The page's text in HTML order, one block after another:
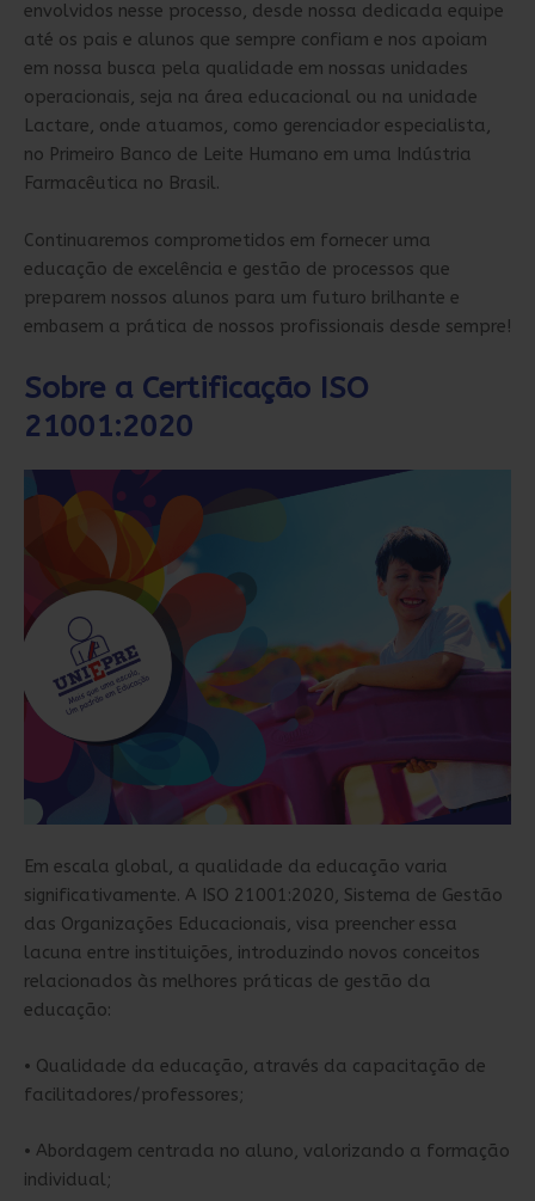
envolvidos nesse processo, desde nossa dedicada equipe
até os pais e alunos que sempre confiam e nos apoiam
em nossa busca pela qualidade em nossas unidades
operacionais, seja na área educacional ou na unidade
Lactare, onde atuamos, como gerenciador especialista,
no Primeiro Banco de Leite Humano em uma Indústria
Farmacêutica no Brasil.
Continuaremos comprometidos em fornecer uma
educação de excelência e gestão de processos que
preparem nossos alunos para um futuro brilhante e
embasem a prática de nossos profissionais desde sempre!
Sobre a Certificação ISO
21001:2020
Em escala global, a qualidade da educação varia
significativamente. A ISO 21001:2020, Sistema de Gestão
das Organizações Educacionais, visa preencher essa
lacuna entre instituições, introduzindo novos conceitos
relacionados às melhores práticas de gestão da
educação:
• Qualidade da educação, através da capacitação de
facilitadores/professores;
• Abordagem centrada no aluno, valorizando a formação
individual;